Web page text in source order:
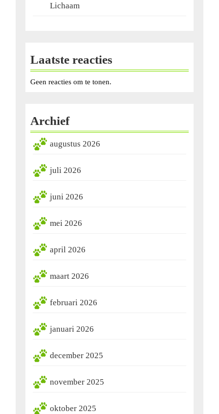
Lichaam
Laatste reacties
Geen reacties om te tonen.
Archief
augustus 2026
juli 2026
juni 2026
mei 2026
april 2026
maart 2026
februari 2026
januari 2026
december 2025
november 2025
oktober 2025